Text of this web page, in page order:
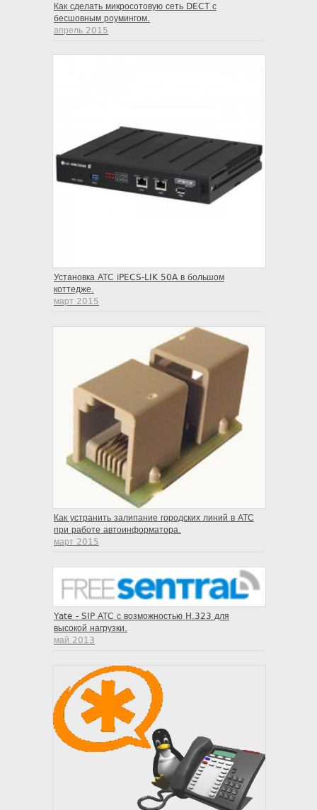
Как сделать микросотовую сеть DECT с
бесшовным роумингом.
апрель 2015
Установка АТС iPECS-LIK 50A в большом
коттедже.
март 2015
Как устранить залипание городских линий в АТС
при работе автоинформатора.
март 2015
Yate - SIP АТС с возможностью H.323 для
высокой нагрузки.
май 2013